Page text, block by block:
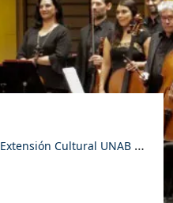
Extensión Cultural UNAB presenta su temporada 2026: Mozart, Borges, ballet y nuevas expresiones artísticas marcarán el año